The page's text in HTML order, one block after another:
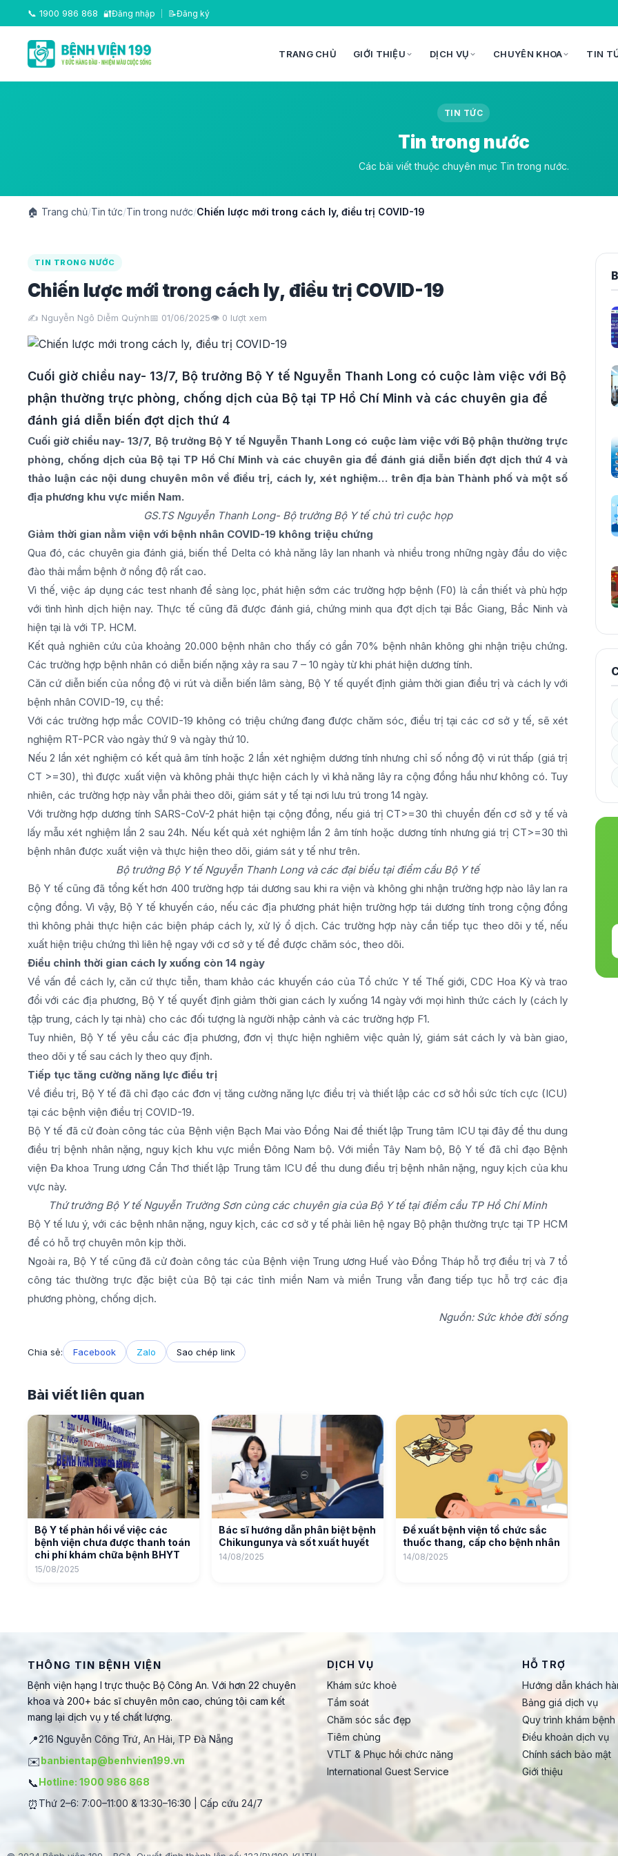
📞 1900 986 868 🔐Đăng nhập 📝Đăng ký
TRANG CHỦ GIỚI THIỆU DỊCH VỤ CHUYÊN KHOA TIN
TIN TỨC
Tin trong nước
Các bài viết thuộc chuyên mục Tin trong nước.
🏠 Trang chủ/Tin tức/Tin trong nước/Chiến lược mới trong cách ly, điều trị COVID-19
TIN TRONG NƯỚC
Chiến lược mới trong cách ly, điều trị COVID-19
✍️ Nguyễn Ngô Diễm Quỳnh📅 01/06/2025👁️ 0 lượt xem
Cuối giờ chiều nay- 13/7, Bộ trưởng Bộ Y tế Nguyễn Thanh Long có cuộc làm việc với Bộ
phận thường trực phòng, chống dịch của Bộ tại TP Hồ Chí Minh và các chuyên gia để
đánh giá diễn biến đợt dịch thứ 4
Cuối giờ chiều nay- 13/7, Bộ trưởng Bộ Y tế Nguyễn Thanh Long có cuộc làm việc với Bộ phận thường trực
phòng, chống dịch của Bộ tại TP Hồ Chí Minh và các chuyên gia để đánh giá diễn biến đợt dịch thứ 4 và
thảo luận các nội dung chuyên môn về điều trị, cách ly, xét nghiệm… trên địa bàn Thành phố và một số
địa phương khu vực miền Nam.
GS.TS Nguyễn Thanh Long- Bộ trưởng Bộ Y tế chủ trì cuộc họp
Giảm thời gian nằm viện với bệnh nhân COVID-19 không triệu chứng
Qua đó, các chuyên gia đánh giá, biến thể Delta có khả năng lây lan nhanh và nhiều trong những ngày đầu do việc
đào thải mầm bệnh ở nồng độ rất cao.
Vì thế, việc áp dụng các test nhanh để sàng lọc, phát hiện sớm các trường hợp bệnh (F0) là cần thiết và phù hợp
với tình hình dịch hiện nay. Thực tế cũng đã được đánh giá, chứng minh qua đợt dịch tại Bắc Giang, Bắc Ninh và
hiện tại là với TP. HCM.
Kết quả nghiên cứu của khoảng 20.000 bệnh nhân cho thấy có gần 70% bệnh nhân không ghi nhận triệu chứng.
Các trường hợp bệnh nhân có diễn biến nặng xảy ra sau 7 – 10 ngày từ khi phát hiện dương tính.
Căn cứ diễn biến của nồng độ vi rút và diễn biến lâm sàng, Bộ Y tế quyết định giảm thời gian điều trị và cách ly với
bệnh nhân COVID-19, cụ thể:
Với các trường hợp mắc COVID-19 không có triệu chứng đang được chăm sóc, điều trị tại các cơ sở y tế, sẽ xét
nghiệm RT-PCR vào ngày thứ 9 và ngày thứ 10.
Nếu 2 lần xét nghiệm có kết quả âm tính hoặc 2 lần xét nghiệm dương tính nhưng chỉ số nồng độ vi rút thấp (giá trị
CT >=30), thì được xuất viện và không phải thực hiện cách ly vì khả năng lây ra cộng đồng hầu như không có. Tuy
nhiên, các trường hợp này vẫn phải theo dõi, giám sát y tế tại nơi lưu trú trong 14 ngày.
Với trường hợp dương tính SARS-CoV-2 phát hiện tại cộng đồng, nếu giá trị CT>=30 thì chuyển đến cơ sở y tế và
lấy mẫu xét nghiệm lần 2 sau 24h. Nếu kết quả xét nghiệm lần 2 âm tính hoặc dương tính nhưng giá trị CT>=30 thì
bệnh nhân được xuất viện và thực hiện theo dõi, giám sát y tế như trên.
Bộ trưởng Bộ Y tế Nguyễn Thanh Long và các đại biểu tại điểm cầu Bộ Y tế
Bộ Y tế cũng đã tổng kết hơn 400 trường hợp tái dương sau khi ra viện và không ghi nhận trường hợp nào lây lan ra
cộng đồng. Vì vậy, Bộ Y tế khuyến cáo, nếu các địa phương phát hiện trường hợp tái dương tính trong cộng đồng
thì không phải thực hiện các biện pháp cách ly, xử lý ổ dịch. Các trường hợp này cần tiếp tục theo dõi y tế, nếu
xuất hiện triệu chứng thì liên hệ ngay với cơ sở y tế để được chăm sóc, theo dõi.
Điều chỉnh thời gian cách ly xuống còn 14 ngày
Về vấn đề cách ly, căn cứ thực tiễn, tham khảo các khuyến cáo của Tổ chức Y tế Thế giới, CDC Hoa Kỳ và trao
đổi với các địa phương, Bộ Y tế quyết định giảm thời gian cách ly xuống 14 ngày với mọi hình thức cách ly (cách ly
tập trung, cách ly tại nhà) cho các đối tượng là người nhập cảnh và các trường hợp F1.
Tuy nhiên, Bộ Y tế yêu cầu các địa phương, đơn vị thực hiện nghiêm việc quản lý, giám sát cách ly và bàn giao,
theo dõi y tế sau cách ly theo quy định.
Tiếp tục tăng cường năng lực điều trị
Về điều trị, Bộ Y tế đã chỉ đạo các đơn vị tăng cường năng lực điều trị và thiết lập các cơ sở hồi sức tích cực (ICU)
tại các bệnh viện điều trị COVID-19.
Bộ Y tế đã cử đoàn công tác của Bệnh viện Bạch Mai vào Đồng Nai để thiết lập Trung tâm ICU tại đây để thu dung
điều trị bệnh nhân nặng, nguy kịch khu vực miền Đông Nam bộ. Với miền Tây Nam bộ, Bộ Y tế đã chỉ đạo Bệnh
viện Đa khoa Trung ương Cần Thơ thiết lập Trung tâm ICU để thu dung điều trị bệnh nhân nặng, nguy kịch của khu
vực này.
Thứ trưởng Bộ Y tế Nguyễn Trường Sơn cùng các chuyên gia của Bộ Y tế tại điểm cầu TP Hồ Chí Minh
Bộ Y tế lưu ý, với các bệnh nhân nặng, nguy kịch, các cơ sở y tế phải liên hệ ngay Bộ phận thường trực tại TP HCM
để có hỗ trợ chuyên môn kịp thời.
Ngoài ra, Bộ Y tế cũng đã cử đoàn công tác của Bệnh viện Trung ương Huế vào Đồng Tháp hỗ trợ điều trị và 7 tổ
công tác thường trực đặc biệt của Bộ tại các tỉnh miền Nam và miền Trung vẫn đang tiếp tục hỗ trợ các địa
phương phòng, chống dịch.
Nguồn: Sức khỏe đời sống
Chia sẻ: Facebook Zalo Sao chép link
Bài viết liên quan
Bộ Y tế phản hồi về việc các
bệnh viện chưa được thanh toán
chi phí khám chữa bệnh BHYT
15/08/2025
Bác sĩ hướng dẫn phân biệt bệnh
Chikungunya và sốt xuất huyết
14/08/2025
Đề xuất bệnh viện tổ chức sắc
thuốc thang, cấp cho bệnh nhân
14/08/2025
THÔNG TIN BỆNH VIỆN
Bệnh viện hạng I trực thuộc Bộ Công An. Với hơn 22 chuyên
khoa và 200+ bác sĩ chuyên môn cao, chúng tôi cam kết
mang lại dịch vụ y tế chất lượng.
📍216 Nguyễn Công Trứ, An Hải, TP Đà Nẵng
✉️banbientap@benhvien199.vn
📞Hotline: 1900 986 868
⏰ Thứ 2–6: 7:00–11:00 & 13:30–16:30 | Cấp cứu 24/7
DỊCH VỤ
Khám sức khoẻ
Tầm soát
Chăm sóc sắc đẹp
Tiêm chủng
VTLT & Phục hồi chức năng
International Guest Service
HỖ TRỢ
Hướng dẫn khách
Bảng giá dịch vụ
Quy trình khám bệnh
Điều khoản dịch vụ
Chính sách bảo mật
Giới thiệu